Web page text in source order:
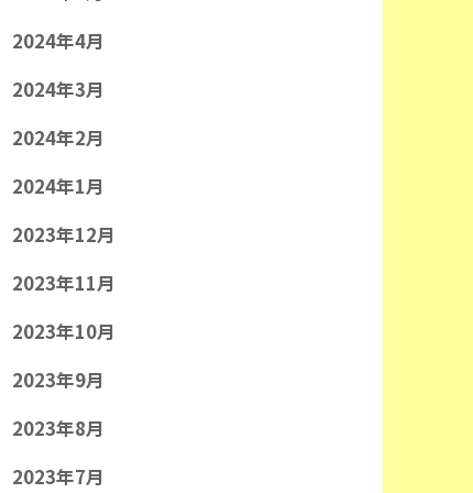
2024年4月
2024年3月
2024年2月
2024年1月
2023年12月
2023年11月
2023年10月
2023年9月
2023年8月
2023年7月